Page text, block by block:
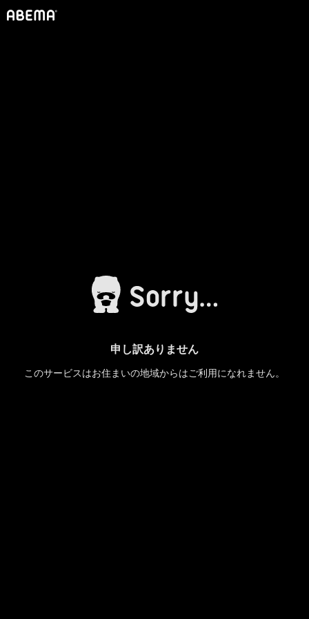
申し訳ありません
このサービスはお住まいの地域からはご利用になれません。